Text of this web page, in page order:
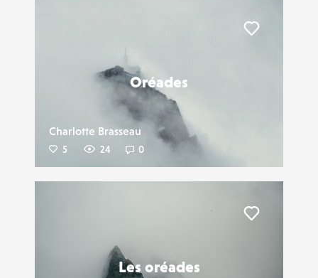
Oréades
Charlotte Brasseau
5 24 0
Les oréades